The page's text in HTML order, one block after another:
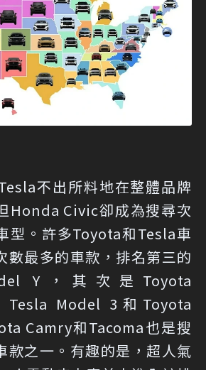
不出所料地在整體品牌
Honda Civic卻成為搜尋次
型。許多Toyota和Tesla車
數最多的車款，排名第三的
Y，其次是Toyota
Tesla Model 3和Toyota
Camry和Tacoma也是搜
款之一。有趣的是，超人氣